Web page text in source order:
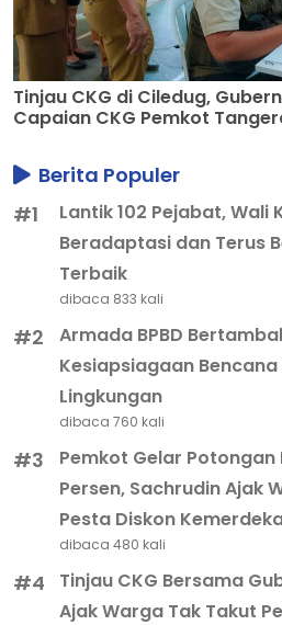
Tinjau CKG di Ciledug,
Capaian CKG Pemkot
Berita Populer
#1
Lantik 102 Pejabat, Wali
Beradaptasi dan Terus
Terbaik
dibaca 833 kali
#2
Armada BPBD
Kesiapsiagaan
Lingkungan
dibaca 760 kali
#3
Pemkot Gelar Potongan
Persen, Sachrudin Ajak
Pesta Diskon
dibaca 480 kali
#4
Tinjau CKG Bersama
Ajak Warga Tak Takut